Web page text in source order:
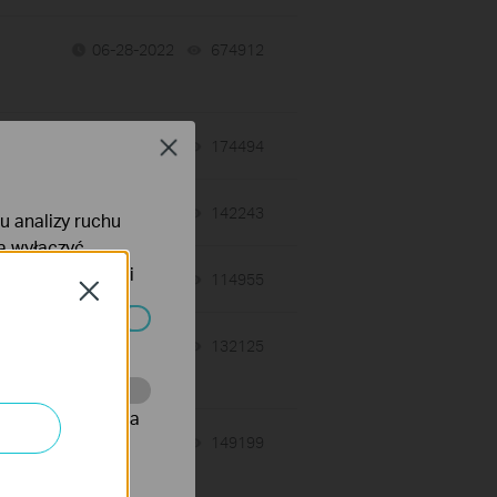
06-28-2022 674912
06-28-2022 174494
06-28-2022 142243
06-28-2022 114955
132125
149199
Close
analizy ruchu
prywatności
co umożliwia
reklamowych
Close